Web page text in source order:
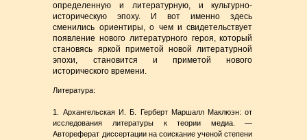
определенную и литературную, и культурно-
историческую эпоху. И вот именно здесь
сменились ориентиры, о чем и свидетельствует
появление нового литературного героя, который
становясь яркой приметой новой литературной
эпохи, становится и приметой нового
исторического времени.
Литература:
1. Архангельская И. Б. Герберт Маршалл Маклюэн: от
исследования литературы к теории медиа. —
Автореферат диссертации на соискание ученой степени